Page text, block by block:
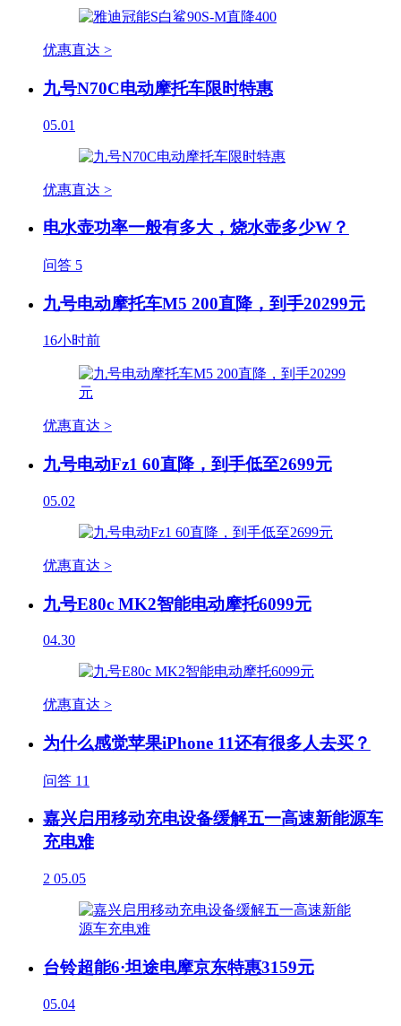
优惠直达 >
九号N70C电动摩托车限时特惠
05.01
优惠直达 >
电水壶功率一般有多大，烧水壶多少W？
问答 5
九号电动摩托车M5 200直降，到手20299元
16小时前
优惠直达 >
九号电动Fz1 60直降，到手低至2699元
05.02
优惠直达 >
九号E80c MK2智能电动摩托6099元
04.30
优惠直达 >
为什么感觉苹果iPhone 11还有很多人去买？
问答 11
嘉兴启用移动充电设备缓解五一高速新能源车
充电难
2 05.05
台铃超能6·坦途电摩京东特惠3159元
05.04